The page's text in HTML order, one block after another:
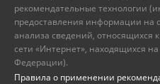
рекомендательные технологии
предоставления информации на
анализа сведений, относящихся
сети «Интернет», находящихся
Федерации).
Правила о применении